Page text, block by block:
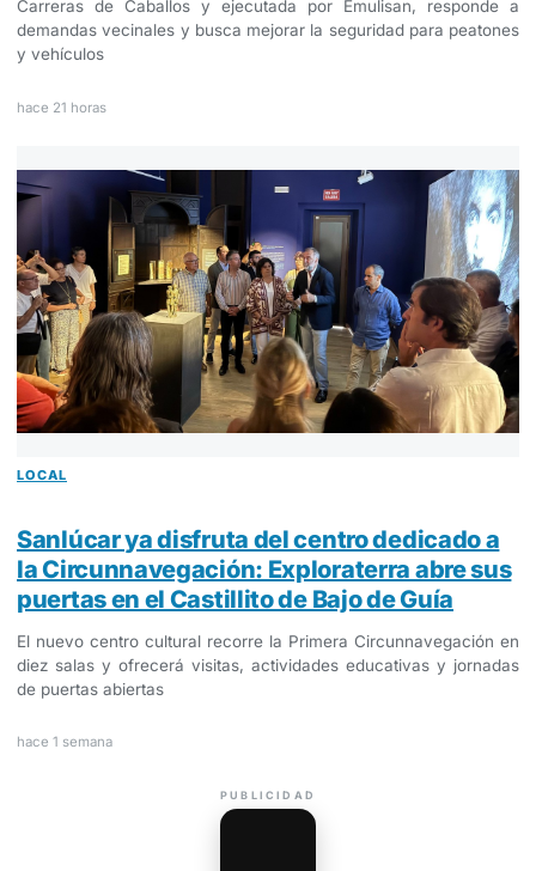
Carreras de Caballos y ejecutada por Emulisan, responde a
demandas vecinales y busca mejorar la seguridad para peatones
y vehículos
hace 21 horas
LOCAL
Sanlúcar ya disfruta del centro dedicado a
la Circunnavegación: Exploraterra abre sus
puertas en el Castillito de Bajo de Guía
El nuevo centro cultural recorre la Primera Circunnavegación en
diez salas y ofrecerá visitas, actividades educativas y jornadas
de puertas abiertas
hace 1 semana
PUBLICIDAD